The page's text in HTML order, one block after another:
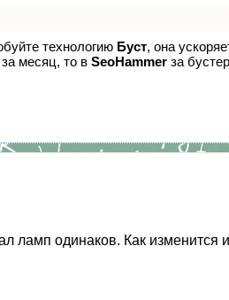
технологию Буст, она
месяц, то в SeoHammer за бустер
одинаков. Как изменится